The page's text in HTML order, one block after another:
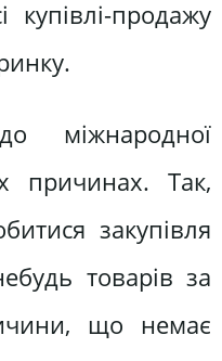
продажу
міжнародної
причинах. Так,
закупівля
товарів за
що немає